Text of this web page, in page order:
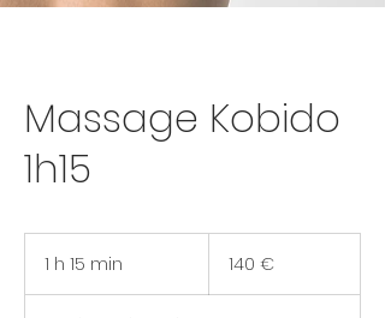
Massage Kobido
1h15
1 h 15 min 140 €